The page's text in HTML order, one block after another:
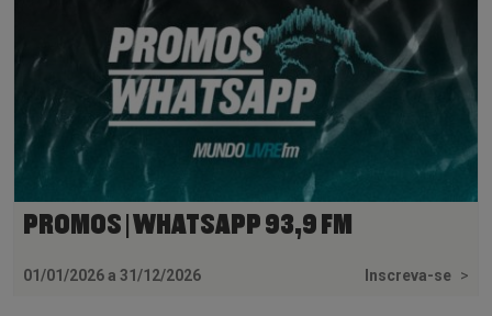
PROMOS | WHATSAPP 93,9 FM
01/01/2026 a 31/12/2026 Inscreva-se >